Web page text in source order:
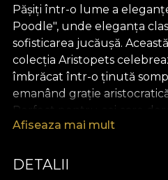
Pășiți într-o lume a
Poodle", unde eleganța
sofisticarea jucăușă.
colecția Aristopets
îmbrăcat într-o ținută
emanând grație
Perfect pentru cei care
spațiul cu un caracter
distins în orice interior,
Afiseaza mai mult
DETALII